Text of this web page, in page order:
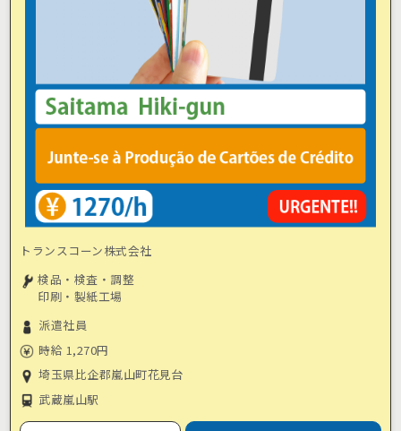
トランスコーン株式会社
検品・検査・調整
印刷・製紙工場
派遣社員
時給 1,270円
埼玉県比企郡嵐山町花見台
武蔵嵐山駅